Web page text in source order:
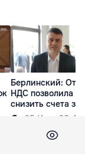
Берлинский:
НДС позволила
снизить счета за
25 Июл. 20:45